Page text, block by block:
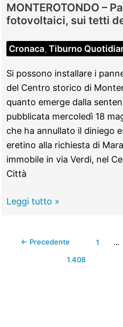
patteggia
MONTEROTONDO –
fotovoltaici, sui tetti
Cronaca, Tiburno
Si possono installare i
del Centro storico di
quanto emerge dalla
pubblicata mercoledì 18
che ha annullato il diniego
eretino alla richiesta di
immobile in via Verdi, nel
Città
MONTEROTONDO
fotovoltaici,
Leggi tutto »
← Precedente 1 …
1.408